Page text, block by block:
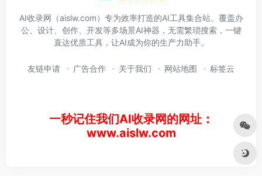
AI收录网（aislw.com）专为效率打造的AI工具集合站。覆盖办
公、设计、创作、开发等多场景AI神器，无需繁琐搜索，一键
直达优质工具，让AI成为你的生产力助手。
友链申请 广告合作 关于我们 网站地图 标签云
一秒记住我们AI收录网的网址：
www.aislw.com